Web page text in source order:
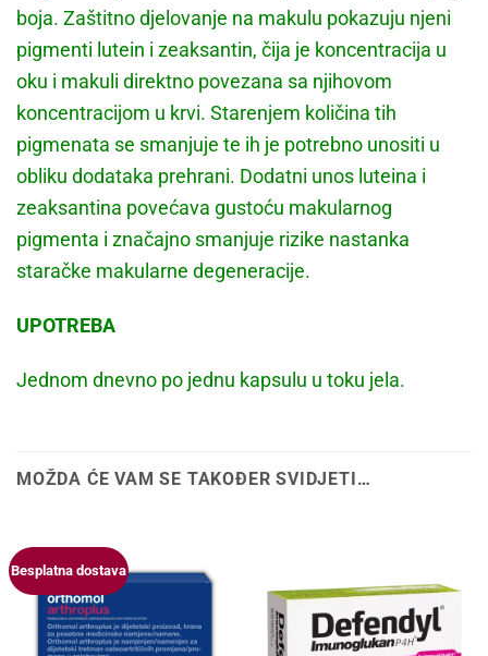
boja. Zaštitno djelovanje na makulu pokazuju njeni
pigmenti lutein i zeaksantin, čija je koncentracija u
oku i makuli direktno povezana sa njihovom
koncentracijom u krvi. Starenjem količina tih
pigmenata se smanjuje te ih je potrebno unositi u
obliku dodataka prehrani. Dodatni unos luteina i
zeaksantina povećava gustoću makularnog
pigmenta i značajno smanjuje rizike nastanka
staračke makularne degeneracije.
UPOTREBA
Jednom dnevno po jednu kapsulu u toku jela.
MOŽDA ĆE VAM SE TAKOĐER SVIDJETI…
Besplatna dostava